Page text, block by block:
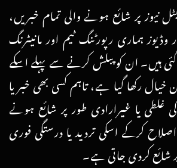
نیوز پر شائع ہونے والی تمام خبریں،
ہماری رپورٹنگ ٹیم اور مانیٹرنگ
ہیں۔ ان کو پبلش کرنے سے پہلے اسکے
خیال رکھا گیا ہے، تاہم کسی بھی خبر یا
غلطی یا غیرارادی طور پر شائع ہونے
کرکے اسکی تردید یا درستگی فوری
کردی جاتی ہے۔